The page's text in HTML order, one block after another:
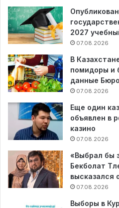
2027
07.08.2026
В
помидоры и
данные
07.08.2026
Еще один
объявлен в
казино
07.08.2026
«Выбрал бы
Бекболат
высказался
07.08.2026
Выборы в